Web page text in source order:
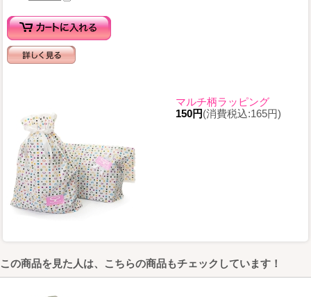
マルチ柄ラッピング
150円(消費税込:165円)
この商品を見た人は、こちらの商品もチェックしています！